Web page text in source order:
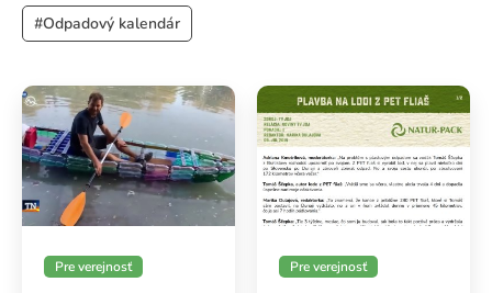
#Odpadový kalendár
Pre verejnosť Pre verejnosť